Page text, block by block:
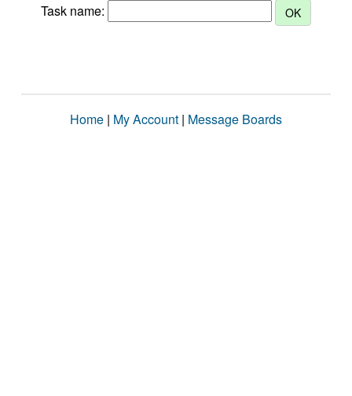
Task name:
Home | My Account | Message Boards